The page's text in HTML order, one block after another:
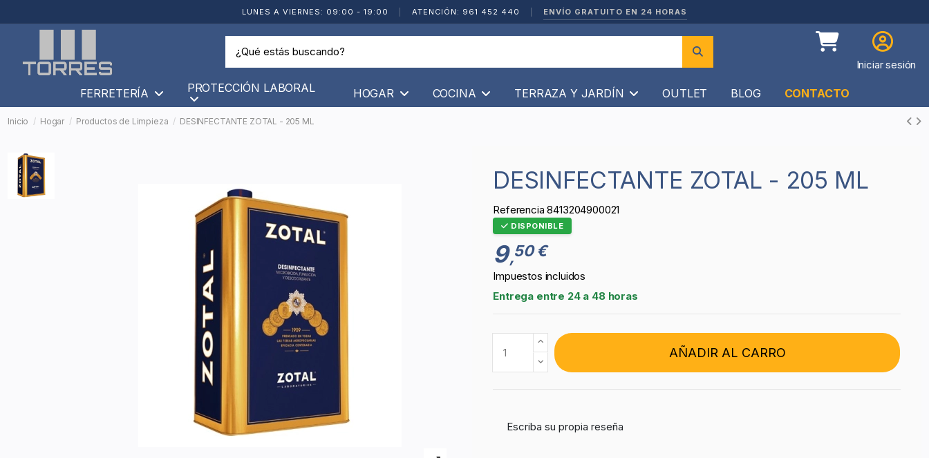
LUNES A VIERNES: 09:00 - 19:00 ATENCIÓN: 961 452 440 ENVÍO GRATUITO EN 24 HORAS
Iniciar sesión
FERRETERÍA PROTECCIÓN LABORAL HOGAR COCINA TERRAZA Y JARDÍN OUTLET BLOG CONTACTO
Inicio Hogar Productos de Limpieza DESINFECTANTE ZOTAL - 205 ML
DESINFECTANTE ZOTAL - 205 ML
Referencia 8413204900021
DISPONIBLE
9,50 €
Impuestos incluidos
Entrega entre 24 a 48 horas
AÑADIR AL CARRO
Escriba su propia reseña